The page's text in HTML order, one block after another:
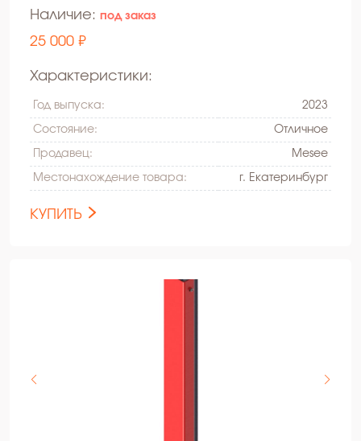
Наличие: под заказ
25 000 ₽
Характеристики:
Год выпуска: 2023
Состояние: Oтличное
Продавец: Mesee
Местонахождение товара: г. Екатеринбург
КУПИТЬ